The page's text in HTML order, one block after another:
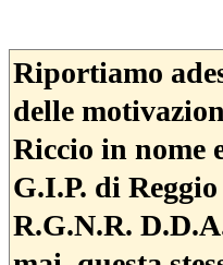
Riportiamo
delle
Riccio in nome
G.I.P. di
R.G.N.R.